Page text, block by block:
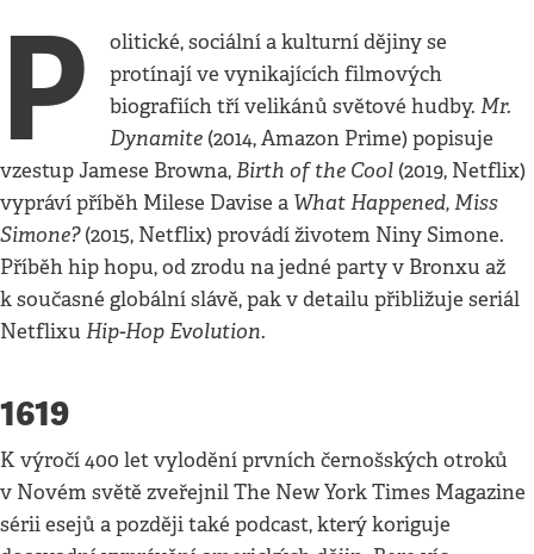
P
olitické, sociální a kulturní dějiny se
protínají ve vynikajících filmových
biografiích tří velikánů světové hudby.Mr.
Dynamite (2014, Amazon Prime) popisuje
vzestup Jamese Browna,Birth of the Cool (2019, Netflix)
vypráví příběh Milese Davise a What Happened, Miss
Simone?(2015, Netflix) provádí životem Niny Simone.
Příběh hip hopu, od zrodu na jedné party v Bronxu až
k současné globální slávě, pak v detailu přibližuje seriál
Netflixu Hip-Hop Evolution.
1619
K výročí 400 let vylodění prvních černošských otroků
v Novém světě zveřejnil The New York Times Magazine
sérii esejů a později také podcast, který koriguje